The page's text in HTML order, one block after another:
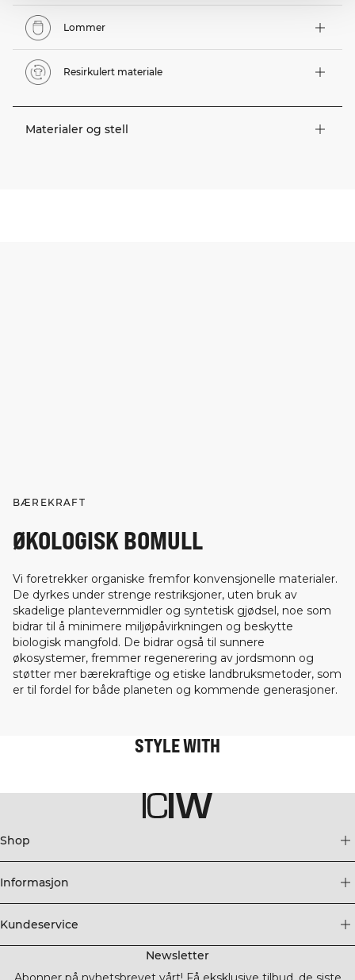
Lommer
Resirkulert materiale
Materialer og stell
BÆREKRAFT
ØKOLOGISK BOMULL
Vi foretrekker organiske fremfor konvensjonelle materialer.
De dyrkes under strenge restriksjoner, uten bruk av
skadelige plantevernmidler og syntetisk gjødsel, noe som
bidrar til å minimere miljøpåvirkningen og beskytte
biologisk mangfold. De bidrar også til sunnere
økosystemer, fremmer regenerering av jordsmonn og
støtter mer bærekraftige og etiske landbruksmetoder, som
er til fordel for både planeten og kommende generasjoner.
STYLE WITH
Shop
Informasjon
Kundeservice
Newsletter